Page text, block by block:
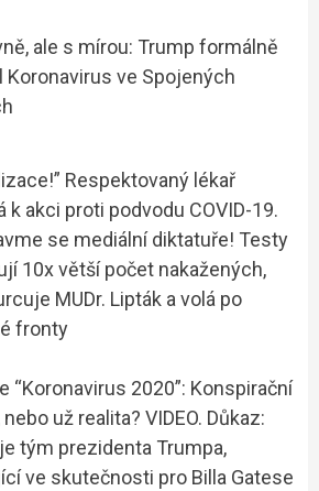
ale s mírou: Trump formálně
Koronavirus ve Spojených
Respektovaný lékař
k akci proti podvodu COVID-19.
se mediální diktatuře! Testy
10x větší počet nakažených,
MUDr. Lipták a volá po
fronty
“Koronavirus 2020”: Konspirační
už realita? VIDEO. Důkaz:
tým prezidenta Trumpa,
ve skutečnosti pro Billa Gatese